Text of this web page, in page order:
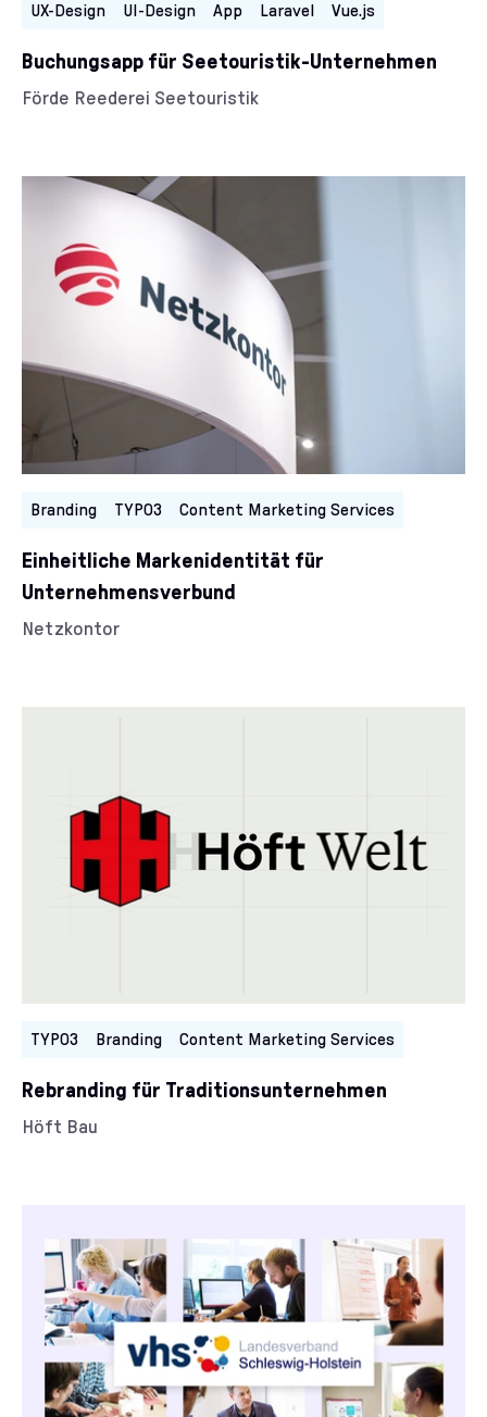
Buchungsapp für Seetouristik-Unternehmen
Kunde/Kundin:
Förde Reederei Seetouristik
UX-Design UI-Design App Laravel Vue.js
Einheitliche Markenidentität für
Unternehmensverbund
Kunde/Kundin:
Netzkontor
Kategorien:
Branding TYPO3 Content Marketing Services
Rebranding für Traditionsunternehmen
Kunde/Kundin:
Höft Bau
TYPO3 Branding Content Marketing Services